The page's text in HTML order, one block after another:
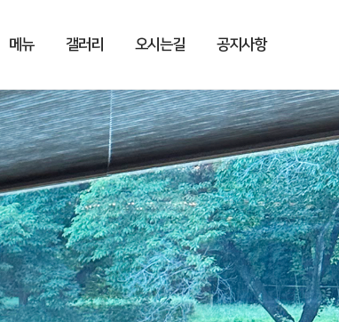
메뉴 갤러리 오시는길 공지사항